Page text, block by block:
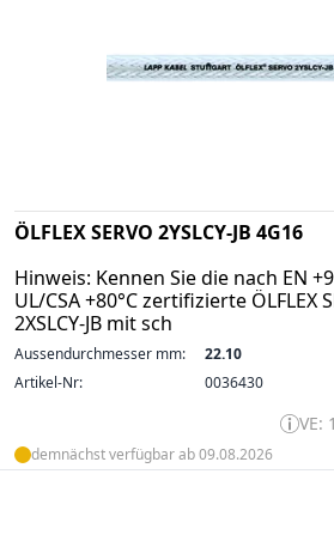
ÖLFLEX SERVO 2YSLCY-JB 4G16
Hinweis: Kennen Sie die nach EN
UL/CSA +80°C zertifizierte ÖLFLEX
2XSLCY-JB mit sch
Aussendurchmesser mm:
22.10
Artikel-Nr:
0036430
VE:
demnächst verfügbar ab 09.08.2026